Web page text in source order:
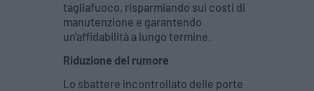
tagliafuoco, risparmiando sui costi di
manutenzione e garantendo
un'affidabilità a lungo termine.
Riduzione del rumore
Lo sbattere incontrollato delle porte